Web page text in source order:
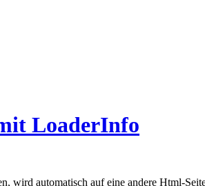
LoaderInfo
wird automatisch auf eine andere Html-